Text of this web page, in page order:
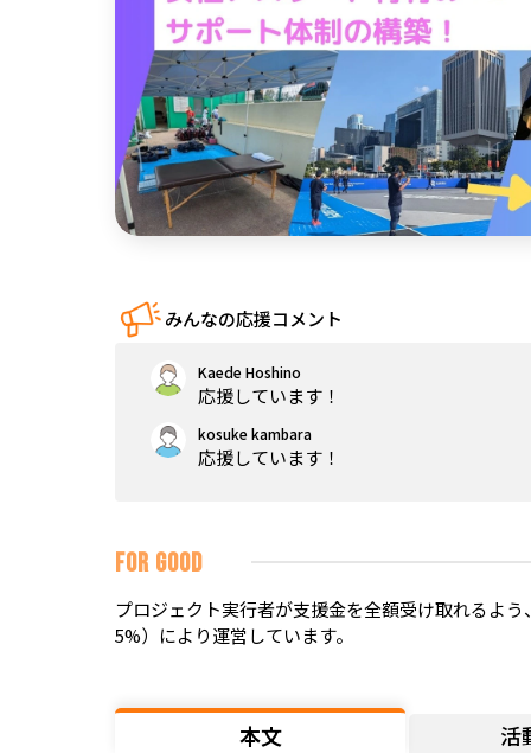
四国
九州・沖縄
みんなの応援コメント
Kaede Hoshino
応援しています！
kosuke kambara
応援しています！
FOR GOOD
プロジェクト実行者が支援金を全額受け取れるよ
5%）により運営しています。
本文 活